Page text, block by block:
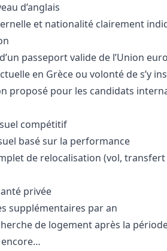
d’anglais
et nationalité clairement
passeport valide de l’Union
en Grèce ou volonté de s’y
proposé pour les candidats
compétitif
basé sur la performance
de relocalisation (vol,
privée
supplémentaires par an
de logement après la
encore…